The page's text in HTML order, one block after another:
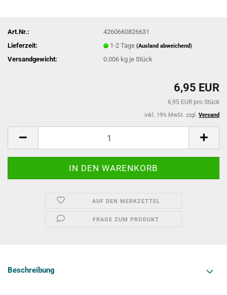
Art.Nr.:
4260660826631
Lieferzeit:
1-2 Tage(Ausland abweichend)
Versandgewicht: 0.006 kg je Stück
6,95 EUR
6,95 EUR pro Stück
inkl. 19% MwSt. zzgl. Versand
AUF DEN MERKZETTEL
FRAGE ZUM PRODUKT
Beschreibung